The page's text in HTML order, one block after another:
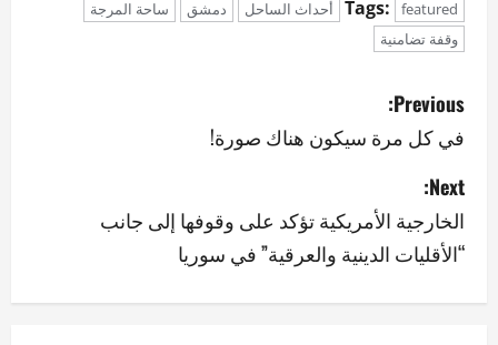
Tags: featured أحداث الساحل دمشق
ساحة المرجة
وقفة تضامنية
P
o
s
t
n
Previous:
في كل مرة سيكون هناك صورة!
Next:
الخارجية الأمريكية تؤكد على وقوفها إلى جانب
“الأقليات الدينية والعرقية” في سوريا